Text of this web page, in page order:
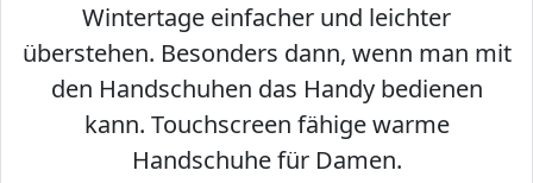
Wintertage einfacher und leichter
überstehen. Besonders dann, wenn man mit
den Handschuhen das Handy bedienen
kann. Touchscreen fähige warme
Handschuhe für Damen.